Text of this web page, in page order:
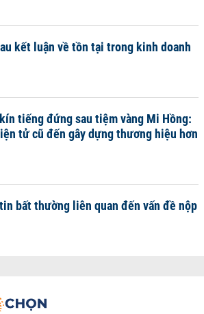
kết luận về tồn tại trong kinh doanh
tiếng đứng sau tiệm vàng Mi Hồng:
tử cũ đến gây dựng thương hiệu hơn
bất thường liên quan đến vấn đề nộp